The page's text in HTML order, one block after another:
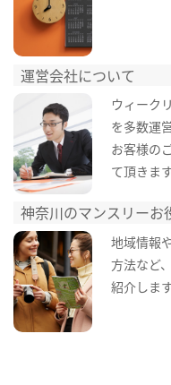
運営会社について
ウィーク
を多数運
お客様の
て頂きます
神奈川のマンスリーお
地域情報
方法など
紹介します